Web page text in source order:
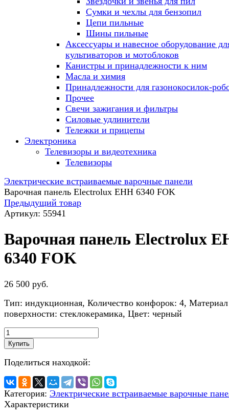
Сумки и чехлы для бензопил
Цепи пильные
Шины пильные
Аксессуары и навесное оборудование
культиваторов и мотоблоков
Канистры и принадлежности к ним
Масла и химия
Принадлежности для газонокосилок-
Прочее
Свечи зажигания и фильтры
Силовые удлинители
Тележки и прицепы
Электроника
Телевизоры и видеотехника
Телевизоры
Электрические встраиваемые варочные панели
Варочная панель Electrolux EHH 6340 FOK
Предыдущий товар
Артикул: 55941
Варочная панель Electrolux
6340 FOK
26 500 руб.
Тип: индукционная, Количество конфорок: 4, Материал
поверхности: стеклокерамика, Цвет: черный
Купить
Поделиться находкой:
Категория: Электрические встраиваемые варочные
Характеристики